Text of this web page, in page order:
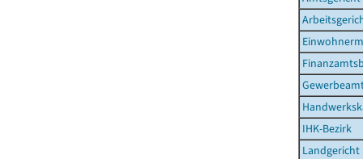
IHK-Bezirk
Landgericht